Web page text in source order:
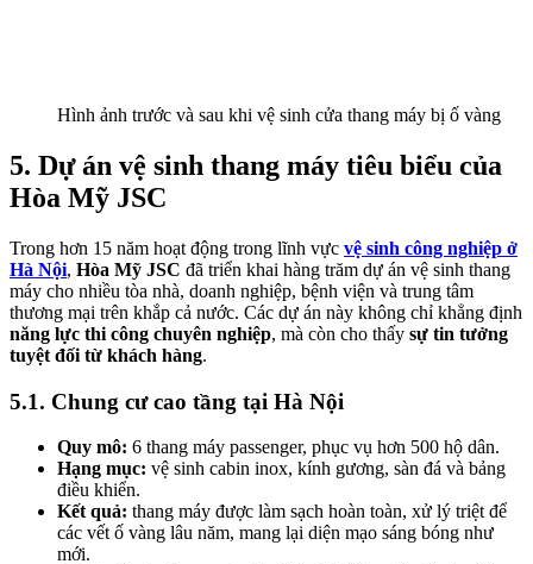
Hình ảnh trước và sau khi vệ sinh cửa thang máy bị ố vàng
5. Dự án vệ sinh thang máy tiêu biểu của
Hòa Mỹ JSC
Trong hơn 15 năm hoạt động trong lĩnh vực vệ sinh công nghiệp ở
Hà Nội, Hòa Mỹ JSC đã triển khai hàng trăm dự án vệ sinh thang
máy cho nhiều tòa nhà, doanh nghiệp, bệnh viện và trung tâm
thương mại trên khắp cả nước. Các dự án này không chỉ khẳng định
năng lực thi công chuyên nghiệp, mà còn cho thấy sự tin tưởng
tuyệt đối từ khách hàng.
5.1. Chung cư cao tầng tại Hà Nội
Quy mô: 6 thang máy passenger, phục vụ hơn 500 hộ dân.
Hạng mục: vệ sinh cabin inox, kính gương, sàn đá và bảng
điều khiển.
Kết quả: thang máy được làm sạch hoàn toàn, xử lý triệt để
các vết ố vàng lâu năm, mang lại diện mạo sáng bóng như
mới.